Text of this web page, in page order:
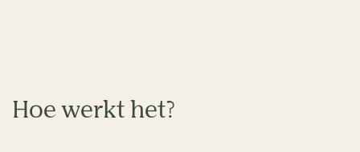
Voeding is dé belangrijkste pijler voor een gezonde
Hoe werkt het?